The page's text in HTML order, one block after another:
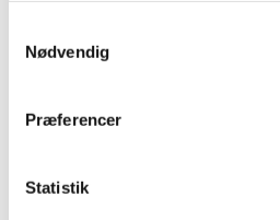
Nødvendig
Præferencer
Statistik
juli (2)
april (7)
februar (3)